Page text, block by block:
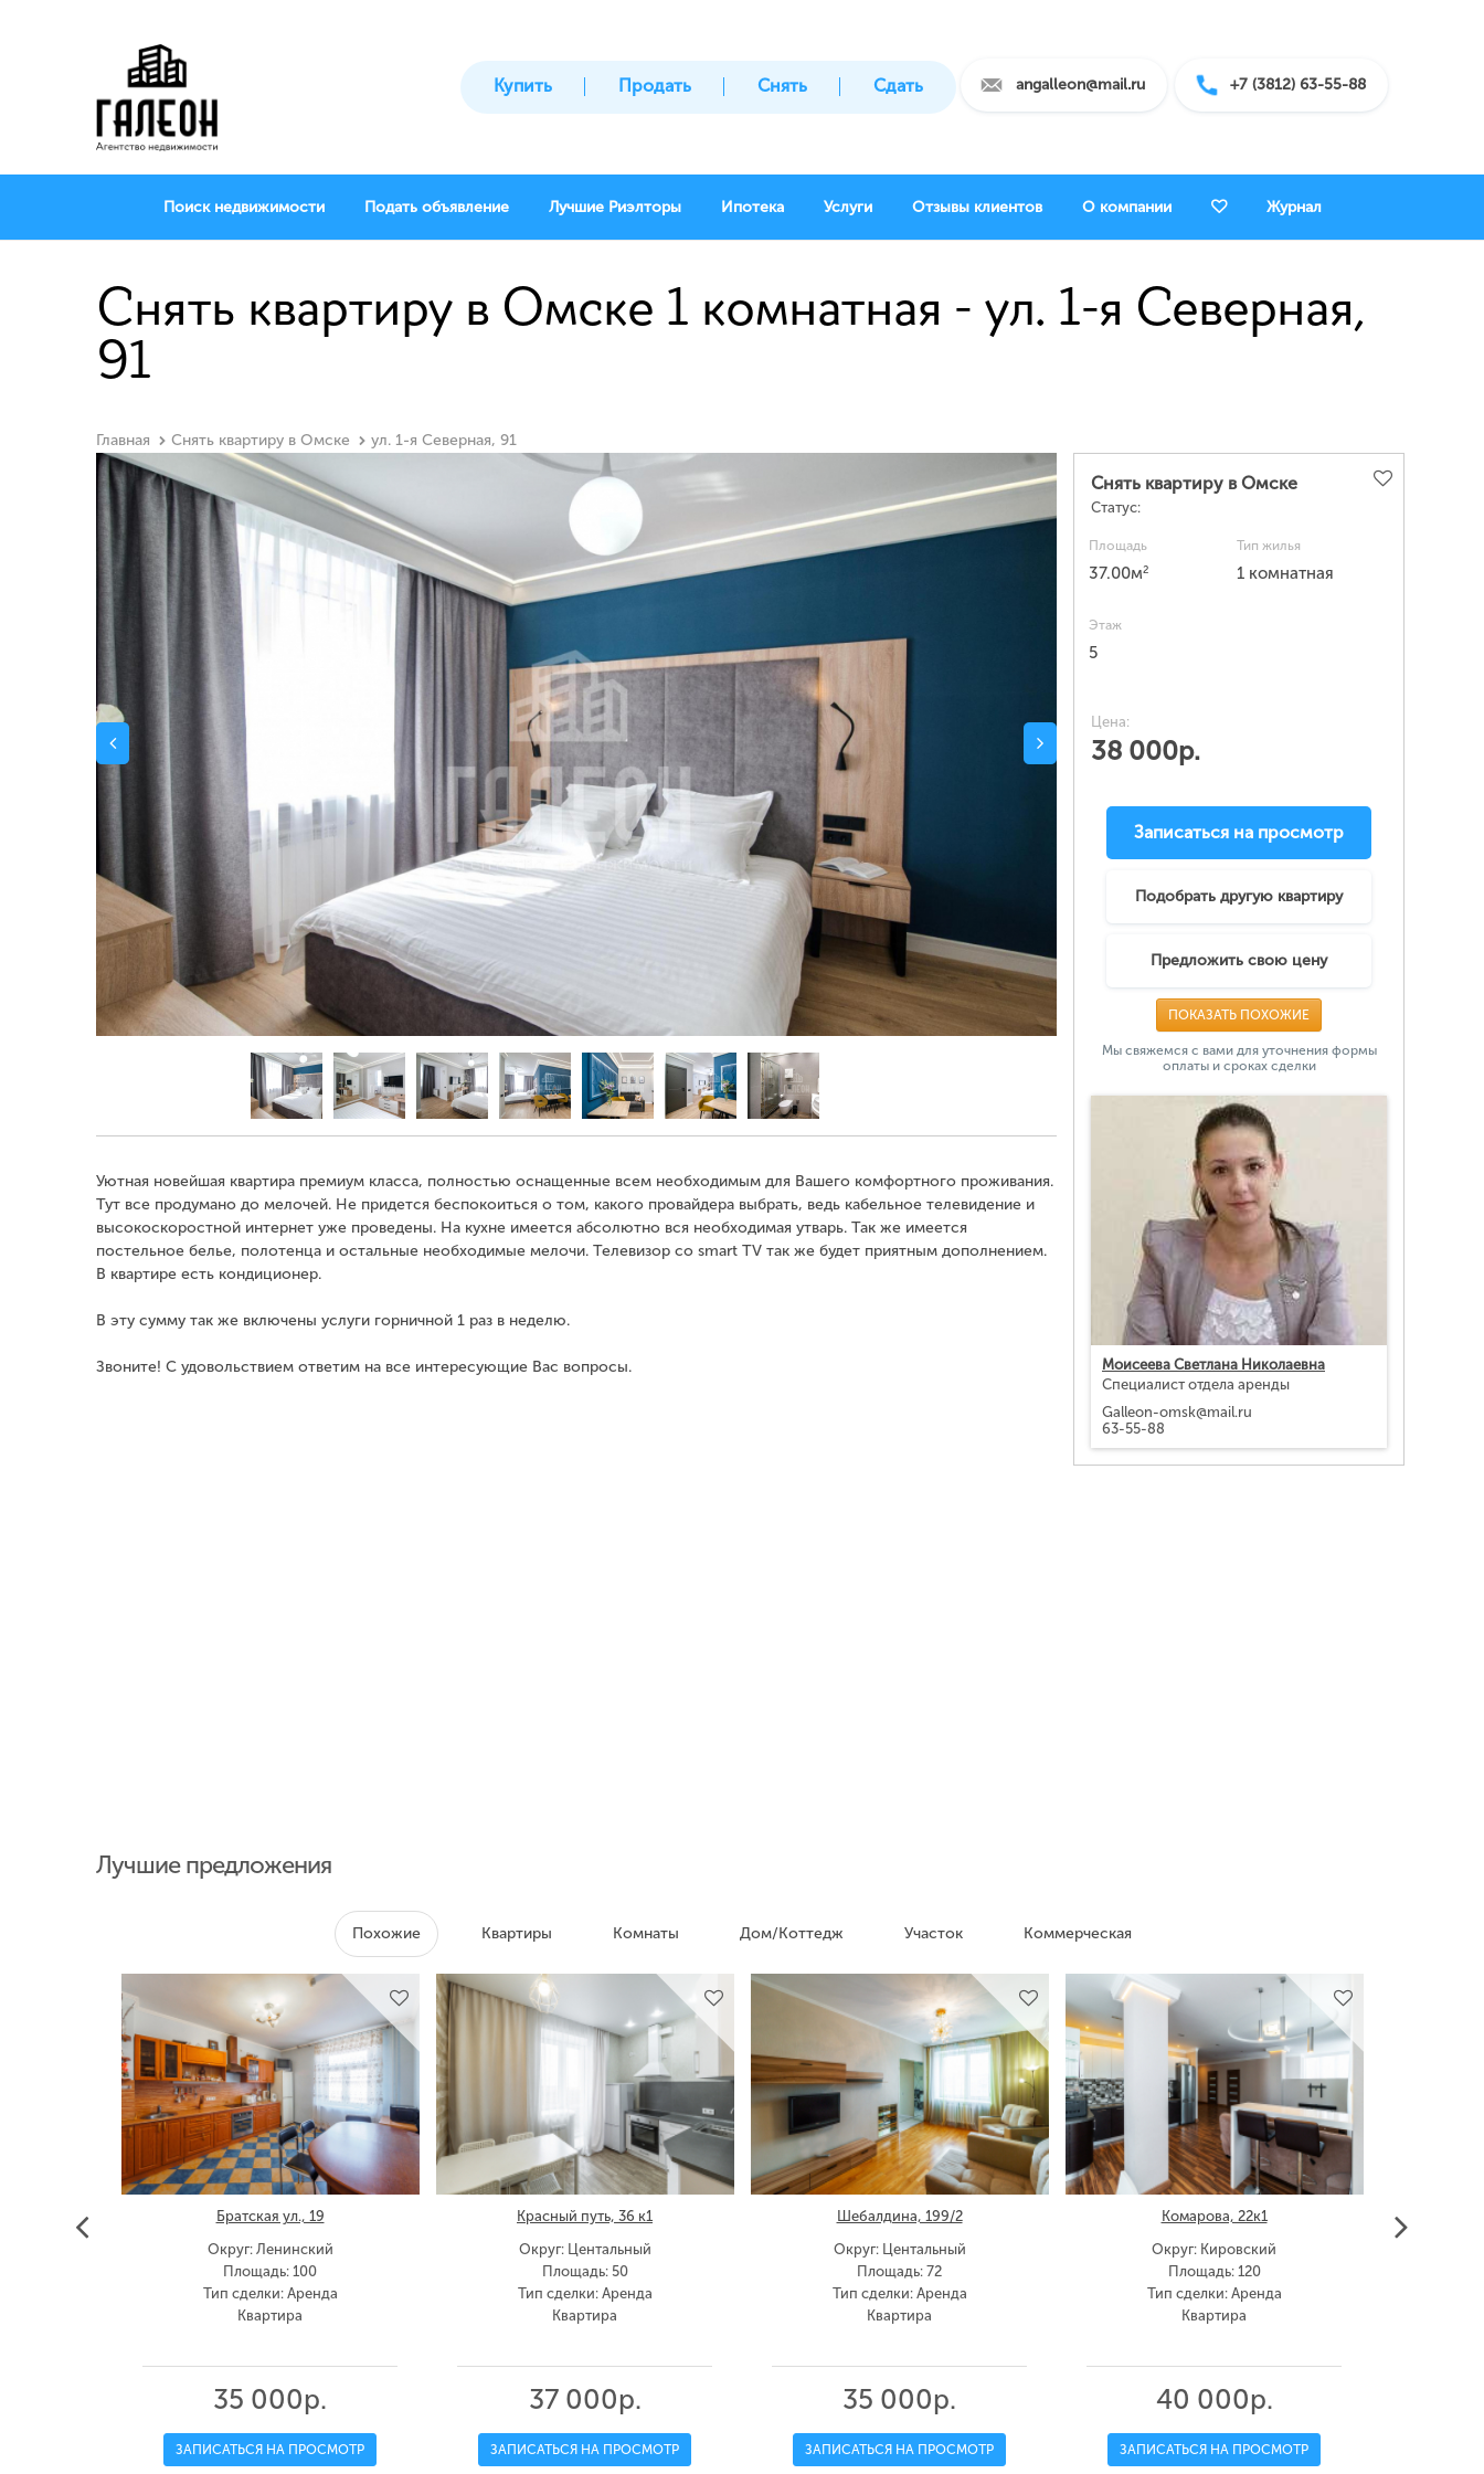
angalleon@mail.ru +7 (3812) 63-55-88
Купить Продать Снять Сдать
Поиск недвижимости Подать объявление Лучшие Риэлторы Ипотека Услуги Отзывы клиентов О компании Журнал
Снять квартиру в Омске 1 комнатная - ул. 1-я Северная,
91
Главная Снять квартиру в Омске ул. 1-я Северная, 91
Уютная новейшая квартира премиум класса, полностью оснащенные всем необходимым для Вашего комфортного проживания.
Тут все продумано до мелочей. Не придется беспокоиться о том, какого провайдера выбрать, ведь кабельное телевидение и
высокоскоростной интернет уже проведены. На кухне имеется абсолютно вся необходимая утварь. Так же имеется
постельное белье, полотенца и остальные необходимые мелочи. Телевизор со smart TV так же будет приятным дополнением.
В квартире есть кондиционер.
В эту сумму так же включены услуги горничной 1 раз в неделю.
Звоните! С удовольствием ответим на все интересующие Вас вопросы.
Снять квартиру в Омске
Статус:
Площадь
37.00м2
Тип жилья
1 комнатная
Этаж
5
Цена:
38 000р.
Записаться на просмотр
Подобрать другую квартиру
Предложить свою цену
ПОКАЗАТЬ ПОХОЖИЕ
Мы свяжемся с вами для уточнения формы
оплаты и сроках сделки
Моисеева Светлана Николаевна
Специалист отдела аренды
Galleon-omsk@mail.ru
63-55-88
Лучшие предложения
Похожие Квартиры Комнаты Дом/Коттедж Участок Коммерческая
Братская ул., 19
Округ: Ленинский
Площадь: 100
Тип сделки: Аренда
Квартира
35 000р.
ЗАПИСАТЬСЯ НА ПРОСМОТР
Красный путь, 36 к1
Округ: Центальный
Площадь: 50
Тип сделки: Аренда
Квартира
37 000р.
ЗАПИСАТЬСЯ НА ПРОСМОТР
Шебалдина, 199/2
Округ: Центальный
Площадь: 72
Тип сделки: Аренда
Квартира
35 000р.
ЗАПИСАТЬСЯ НА ПРОСМОТР
Комарова, 22к1
Округ: Кировский
Площадь: 120
Тип сделки: Аренда
Квартира
40 000р.
ЗАПИСАТЬСЯ НА ПРОСМОТР